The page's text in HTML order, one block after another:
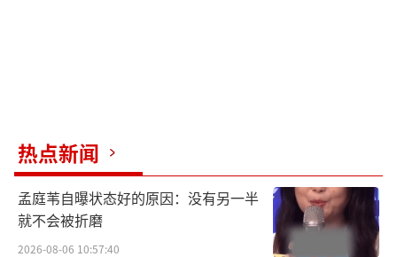
热点新闻
孟庭苇自曝状态好的原因：没有另一半
就不会被折磨
2026-08-06 10:57:40